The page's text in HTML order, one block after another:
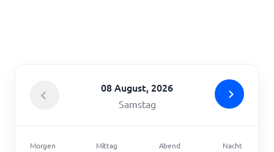
08 August, 2026
Samstag
Morgen Mittag Abend Nacht